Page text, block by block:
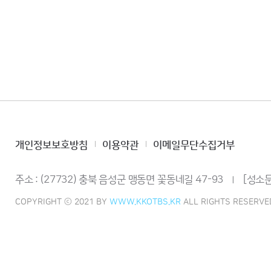
개인정보보호방침 이용약관 이메일무단수집거부
주소 : (27732) 충북 음성군 맹동면 꽃동네길 47-93 [성소
COPYRIGHT ⓒ 2021 BY WWW.KKOTBS.KR ALL RIGHTS